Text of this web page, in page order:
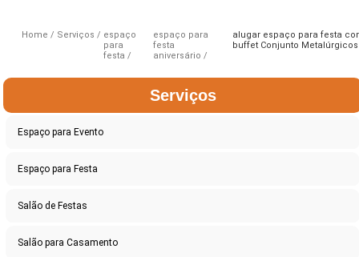
Home Serviços
espaço
para
festa
espaço para
festa
aniversário
alugar espaço para festa
buffet Conjunto Metalúrgicos
Serviços
Espaço para Evento
Espaço para Festa
Salão de Festas
Salão para Casamento